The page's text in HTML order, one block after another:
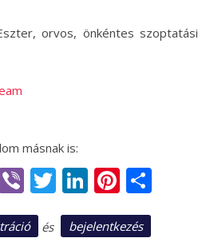
orvos, önkéntes szoptatási
ViberTwitter
LinkedIn
és
bejelentkezés